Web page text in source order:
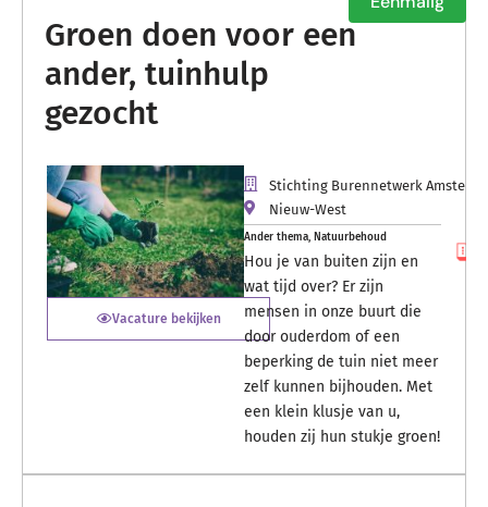
Groen doen voor een
ander, tuinhulp
gezocht
Vacature bekijken
Stichting Burennetwerk
Nieuw-West
Ander thema, Natuurbehoud
Hou je van buiten zijn en
wat tijd over? Er zijn
mensen in onze buurt die
door ouderdom of een
beperking de tuin niet meer
zelf kunnen bijhouden. Met
een klein klusje van u,
houden zij hun stukje groen!